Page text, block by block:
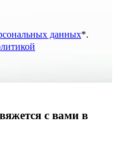
данных*.
с вами в